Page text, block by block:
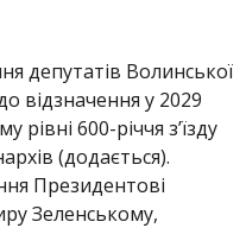
депутатів Волинської
відзначення у 2029
рівні 600-річчя з’їзду
(додається).
Президентові
Зеленському,